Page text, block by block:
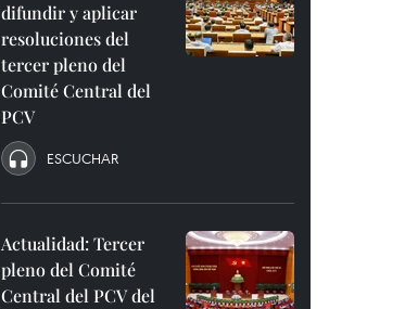
difundir y aplicar
resoluciones del
tercer pleno del
Comité Central del
PCV
ESCUCHAR
Actualidad: Tercer
pleno del Comité
Central del PCV del